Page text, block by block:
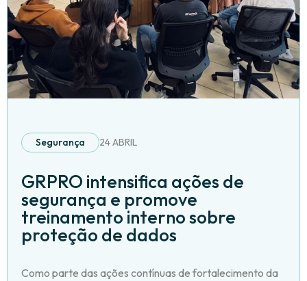
Segurança 24 ABRIL
GRPRO intensifica ações de
segurança e promove
treinamento interno sobre
proteção de dados
Como parte das ações contínuas de fortalecimento da